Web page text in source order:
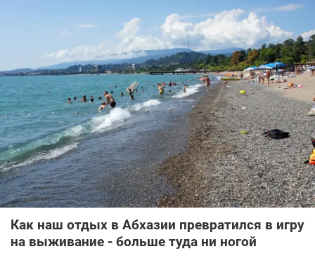
Как наш отдых в Абхазии превратился в игру
на выживание - больше туда ни ногой